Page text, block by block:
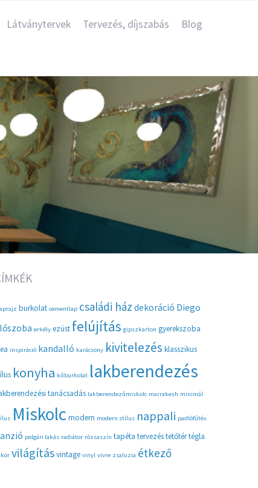
Látványtervek Tervezés, díjszabás Blog
burkolat cementlap családi ház dekoráció Diego
erkély ezüst felújítás gipszkarton gyerekszoba
inspiráció kandalló karácsony kivitelezés klasszikus
konyha kőburkolat lakberendezés
tanácsadás lakberendezőmiskolc marrakesh minimál
Miskolc modern modern stílus nappali padlófűtés
polgári lakás radiátor rózsaszín tapéta tervezéstetőtértégla
világításvintage vinyl vivre zsaluzia étkező